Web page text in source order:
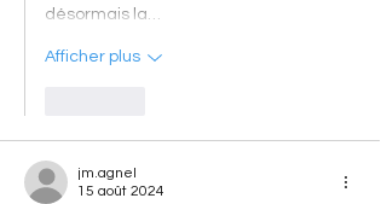
désormais la…
Afficher plus
jm.agnel
15 août 2024